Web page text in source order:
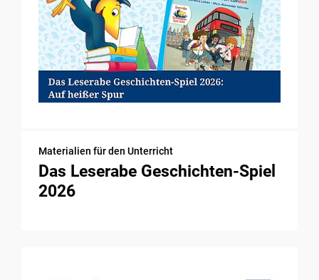
Materialien für den Unterricht
Das Leserabe Geschichten-Spiel
2026